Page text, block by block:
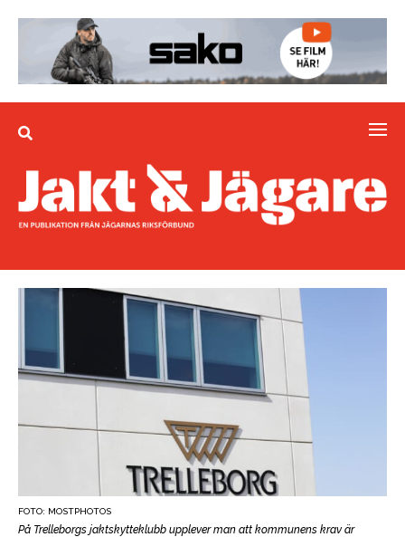
FOTO: MOSTPHOTOS
På Trelleborgs jaktskytteklubb upplever man att kommunens krav är